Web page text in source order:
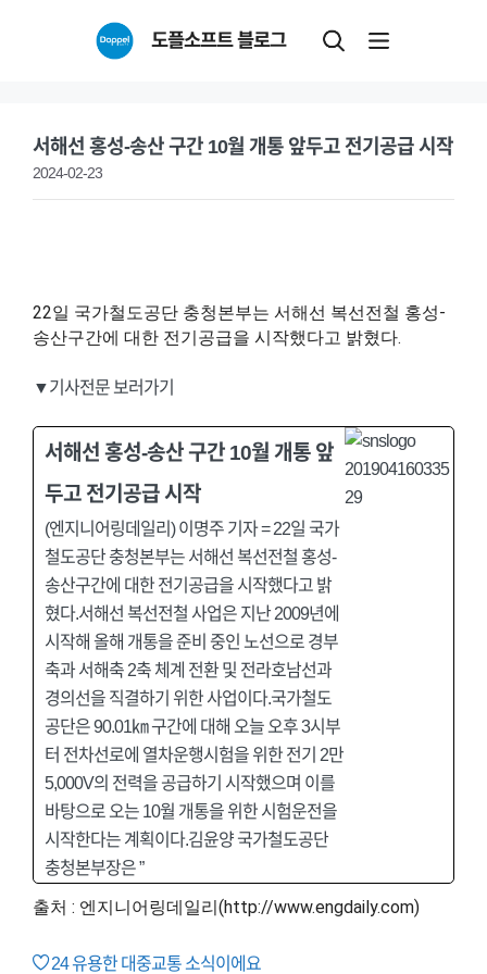
도플소프트 블로그
서해선 홍성-송산 구간 10월 개통 앞두고 전기공급 시작
2024-02-23
22일 국가철도공단 충청본부는 서해선 복선전철 홍성-
송산구간에 대한 전기공급을 시작했다고 밝혔다.
▼기사전문 보러가기
서해선 홍성-송산 구간 10월 개통 앞
두고 전기공급 시작
(엔지니어링데일리) 이명주 기자 = 22일 국가
철도공단 충청본부는 서해선 복선전철 홍성-
송산구간에 대한 전기공급을 시작했다고 밝
혔다.서해선 복선전철 사업은 지난 2009년에
시작해 올해 개통을 준비 중인 노선으로 경부
축과 서해축 2축 체계 전환 및 전라호남선과
경의선을 직결하기 위한 사업이다.국가철도
공단은 90.01㎞ 구간에 대해 오늘 오후 3시부
터 전차선로에 열차운행시험을 위한 전기 2만
5,000V의 전력을 공급하기 시작했으며 이를
바탕으로 오는 10월 개통을 위한 시험운전을
시작한다는 계획이다.김윤양 국가철도공단
충청본부장은 ”
출처 : 엔지니어링데일리(http://www.engdaily.com)
24유용한 대중교통 소식이에요